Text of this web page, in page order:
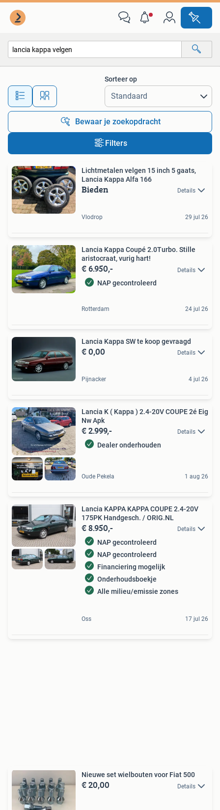
Alle afstanden…
Sorteer op
Bewaar je zoekopdracht
Filters
Lichtmetalen velgen 15 inch 5 gaats,
Lancia Kappa Alfa 166
Bieden Details
Vlodrop 29 jul 26
Lancia Kappa Coupé 2.0Turbo. Stille
aristocraat, vurig hart!
€ 6.950,- Details
NAP gecontroleerd
Rotterdam 24 jul 26
Lancia Kappa SW te koop gevraagd
€ 0,00 Details
Pijnacker 4 jul 26
Lancia K ( Kappa ) 2.4-20V COUPE 2é Eig
Nw Apk
€ 2.999,- Details
Dealer onderhouden
Oude Pekela 1 aug 26
Lancia KAPPA KAPPA COUPE 2.4-20V
175PK Handgesch. / ORIG.NL
€ 8.950,- Details
NAP gecontroleerd
NAP gecontroleerd
Financiering mogelijk
Onderhoudsboekje
Alle milieu/emissie zones
Oss 17 jul 26
Nieuwe set wielbouten voor Fiat 500
€ 20,00 Details